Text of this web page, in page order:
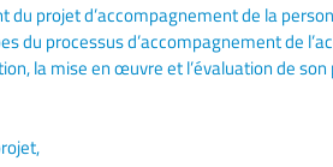
du projet d’accompagnement de la
du processus d’accompagnement de
la mise en œuvre et l’évaluation de